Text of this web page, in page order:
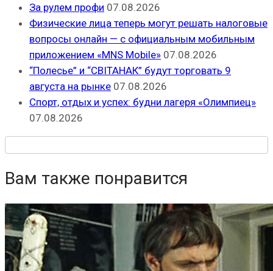
За рулем профи 07.08.2026
Физические лица теперь могут решать налоговые
вопросы онлайн — с официальным мобильным
приложением «MNS Mobile» 07.08.2026
“Полесье” и “СВІТАНАК” будут торговать 9
августа на рынке 07.08.2026
Спорт, отдых и успех: будни лагеря «Олимпиец»
07.08.2026
Вам также понравится